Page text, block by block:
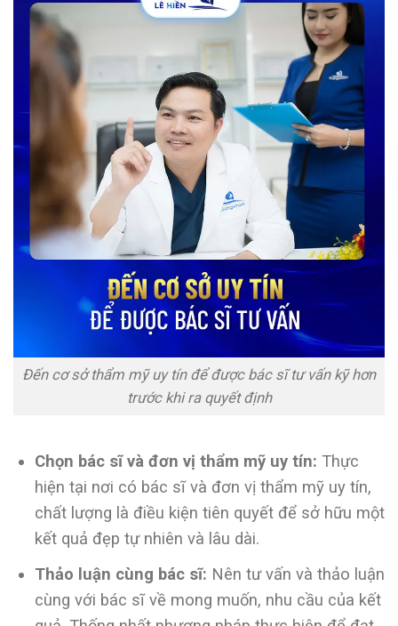
Đến cơ sở thẩm mỹ uy tín để được bác sĩ tư vấn kỹ hơn
trước khi ra quyết định
Chọn bác sĩ và đơn vị thẩm mỹ uy tín: Thực
hiện tại nơi có bác sĩ và đơn vị thẩm mỹ uy tín,
chất lượng là điều kiện tiên quyết để sở hữu một
kết quả đẹp tự nhiên và lâu dài.
Thảo luận cùng bác sĩ: Nên tư vấn và thảo luận
cùng với bác sĩ về mong muốn, nhu cầu của kết